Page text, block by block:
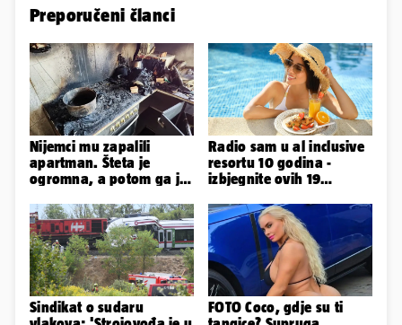
Preporučeni članci
Nijemci mu zapalili
apartman. Šteta je
ogromna, a potom ga je
Bookinga
Radio sam u al inclusive
resortu 10 godina -
izbjegnite ovih 19
odmor
Sindikat o sudaru
FOTO Coco, gdje su ti